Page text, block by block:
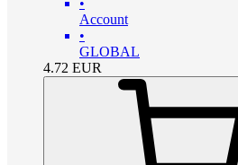
Account
•
GLOBAL
4.72 EUR